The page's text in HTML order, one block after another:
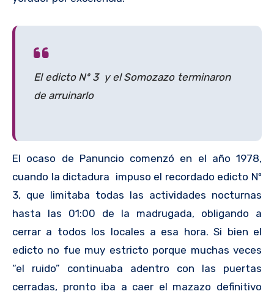
El edicto Nº 3 y el Somozazo terminaron
de arruinarlo
El ocaso de Panuncio comenzó en el año 1978,
cuando la dictadura impuso el recordado edicto Nº
3, que limitaba todas las actividades nocturnas
hasta las 01:00 de la madrugada, obligando a
cerrar a todos los locales a esa hora. Si bien el
edicto no fue muy estricto porque muchas veces
“el ruido” continuaba adentro con las puertas
cerradas, pronto iba a caer el mazazo definitivo